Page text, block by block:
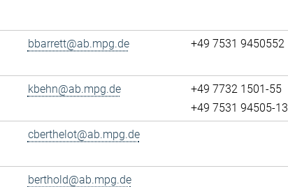
bbarrett@ab.mpg.de +49 7531 9450552
kbehn@ab.mpg.de
+49 7732 1501-55
+49 7531 94505-13
cberthelot@ab.mpg.de
berthold@ab.mpg.de